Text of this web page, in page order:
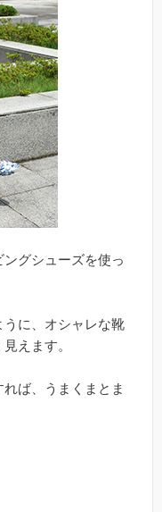
グシューズを使っ
うに、オシャレな靴
えます。
ば、うまくまとま